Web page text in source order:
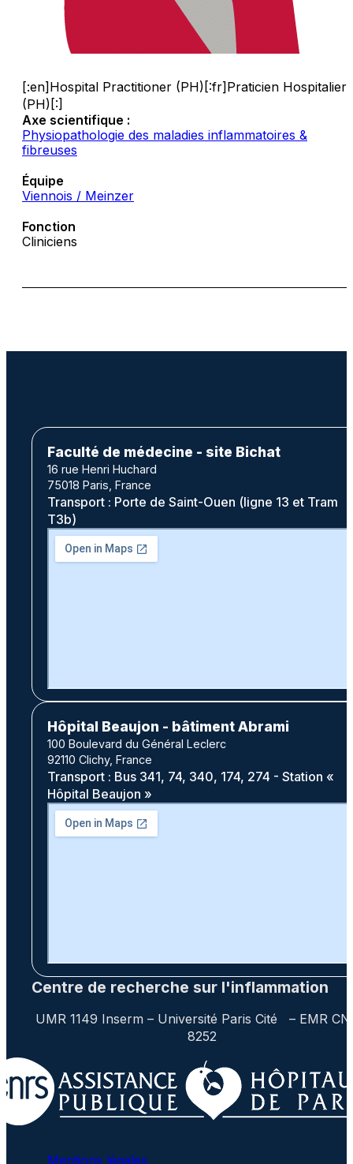
[:en]Hospital Practitioner (PH)[:fr]Praticien Hospitalier
(PH)[:]
Axe scientifique :
Physiopathologie des maladies inflammatoires &
fibreuses
Équipe
Viennois / Meinzer
Fonction
Cliniciens
Faculté de médecine - site Bichat
16 rue Henri Huchard
75018 Paris, France
Transport : Porte de Saint-Ouen (ligne 13 et Tram
T3b)
Hôpital Beaujon - bâtiment Abrami
100 Boulevard du Général Leclerc
92110 Clichy, France
Transport : Bus 341, 74, 340, 174, 274 - Station «
Hôpital Beaujon »
Centre de recherche sur l'inflammation
UMR 1149 Inserm – Université Paris Cité – EMR
8252
Mentions légales